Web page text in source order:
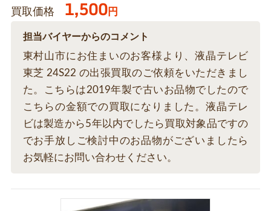
買取価格 1,500円
担当バイヤーからのコメント
東村山市にお住まいのお客様より、液晶テレビ
東芝 24S22 の出張買取のご依頼をいただきまし
た。こちらは2019年製で古いお品物でしたので
こちらの金額での買取になりました。液晶テレ
ビは製造から5年以内でしたら買取対象品ですの
でお手放しご検討中のお品物がございましたら
お気軽にお問い合わせください。